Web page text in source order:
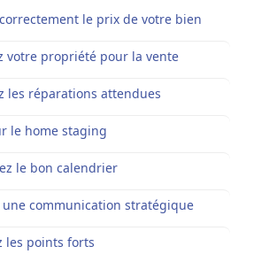
le prix de votre bien
votre propriété pour la vente
les réparations attendues
le home staging
le bon calendrier
une communication stratégique
les points forts